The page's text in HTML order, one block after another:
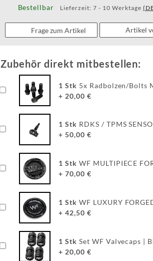
Bestellbar Lieferzeit:7 - 10 Werktage
Frage zum Artikel Artikel
Zubehör direkt mitbestellen:
1 Stk 5x Radbolzen/Bolts
+ 20,00 €
1 Stk RDKS / TPMS
+ 50,00 €
1 Stk WF MULTIPIECE
+ 70,00 €
1 Stk WF LUXURY
+ 42,50 €
1 Stk Set WF Valvecaps |
+ 20,00 €